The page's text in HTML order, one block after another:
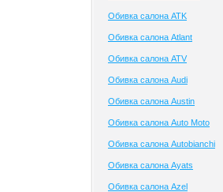
Обивка салона ATK
Обивка салона Atlant
Обивка салона ATV
Обивка салона Audi
Обивка салона Austin
Обивка салона Auto Moto
Обивка салона Autobianchi
Обивка салона Ayats
Обивка салона Azel